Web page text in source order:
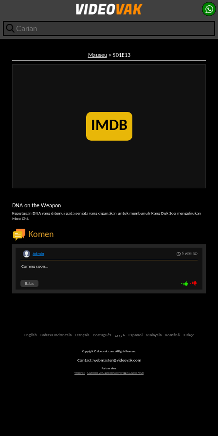
Mauseu> S01E13
IMDB
DNA on the Weapon
Keputusan DNA yang ditemui pada senjata yang digunakan untuk membunuh Kang Duk Soo mengelirukan
Moo Chi.
Komen
6 years ago
Admin
Coming soon...
- -
Balas
English - Bahasa Indonesia- Français - Português - عربى- Español - Malaysia- Română- Türkçe
Copyright © Videovak.com. All Rights Reserved
Contact: webmaster@videovak.com
Partner sites:
Waptrick-Gazeteler ve G�ncel Haberler i�in Gazete Keyfi